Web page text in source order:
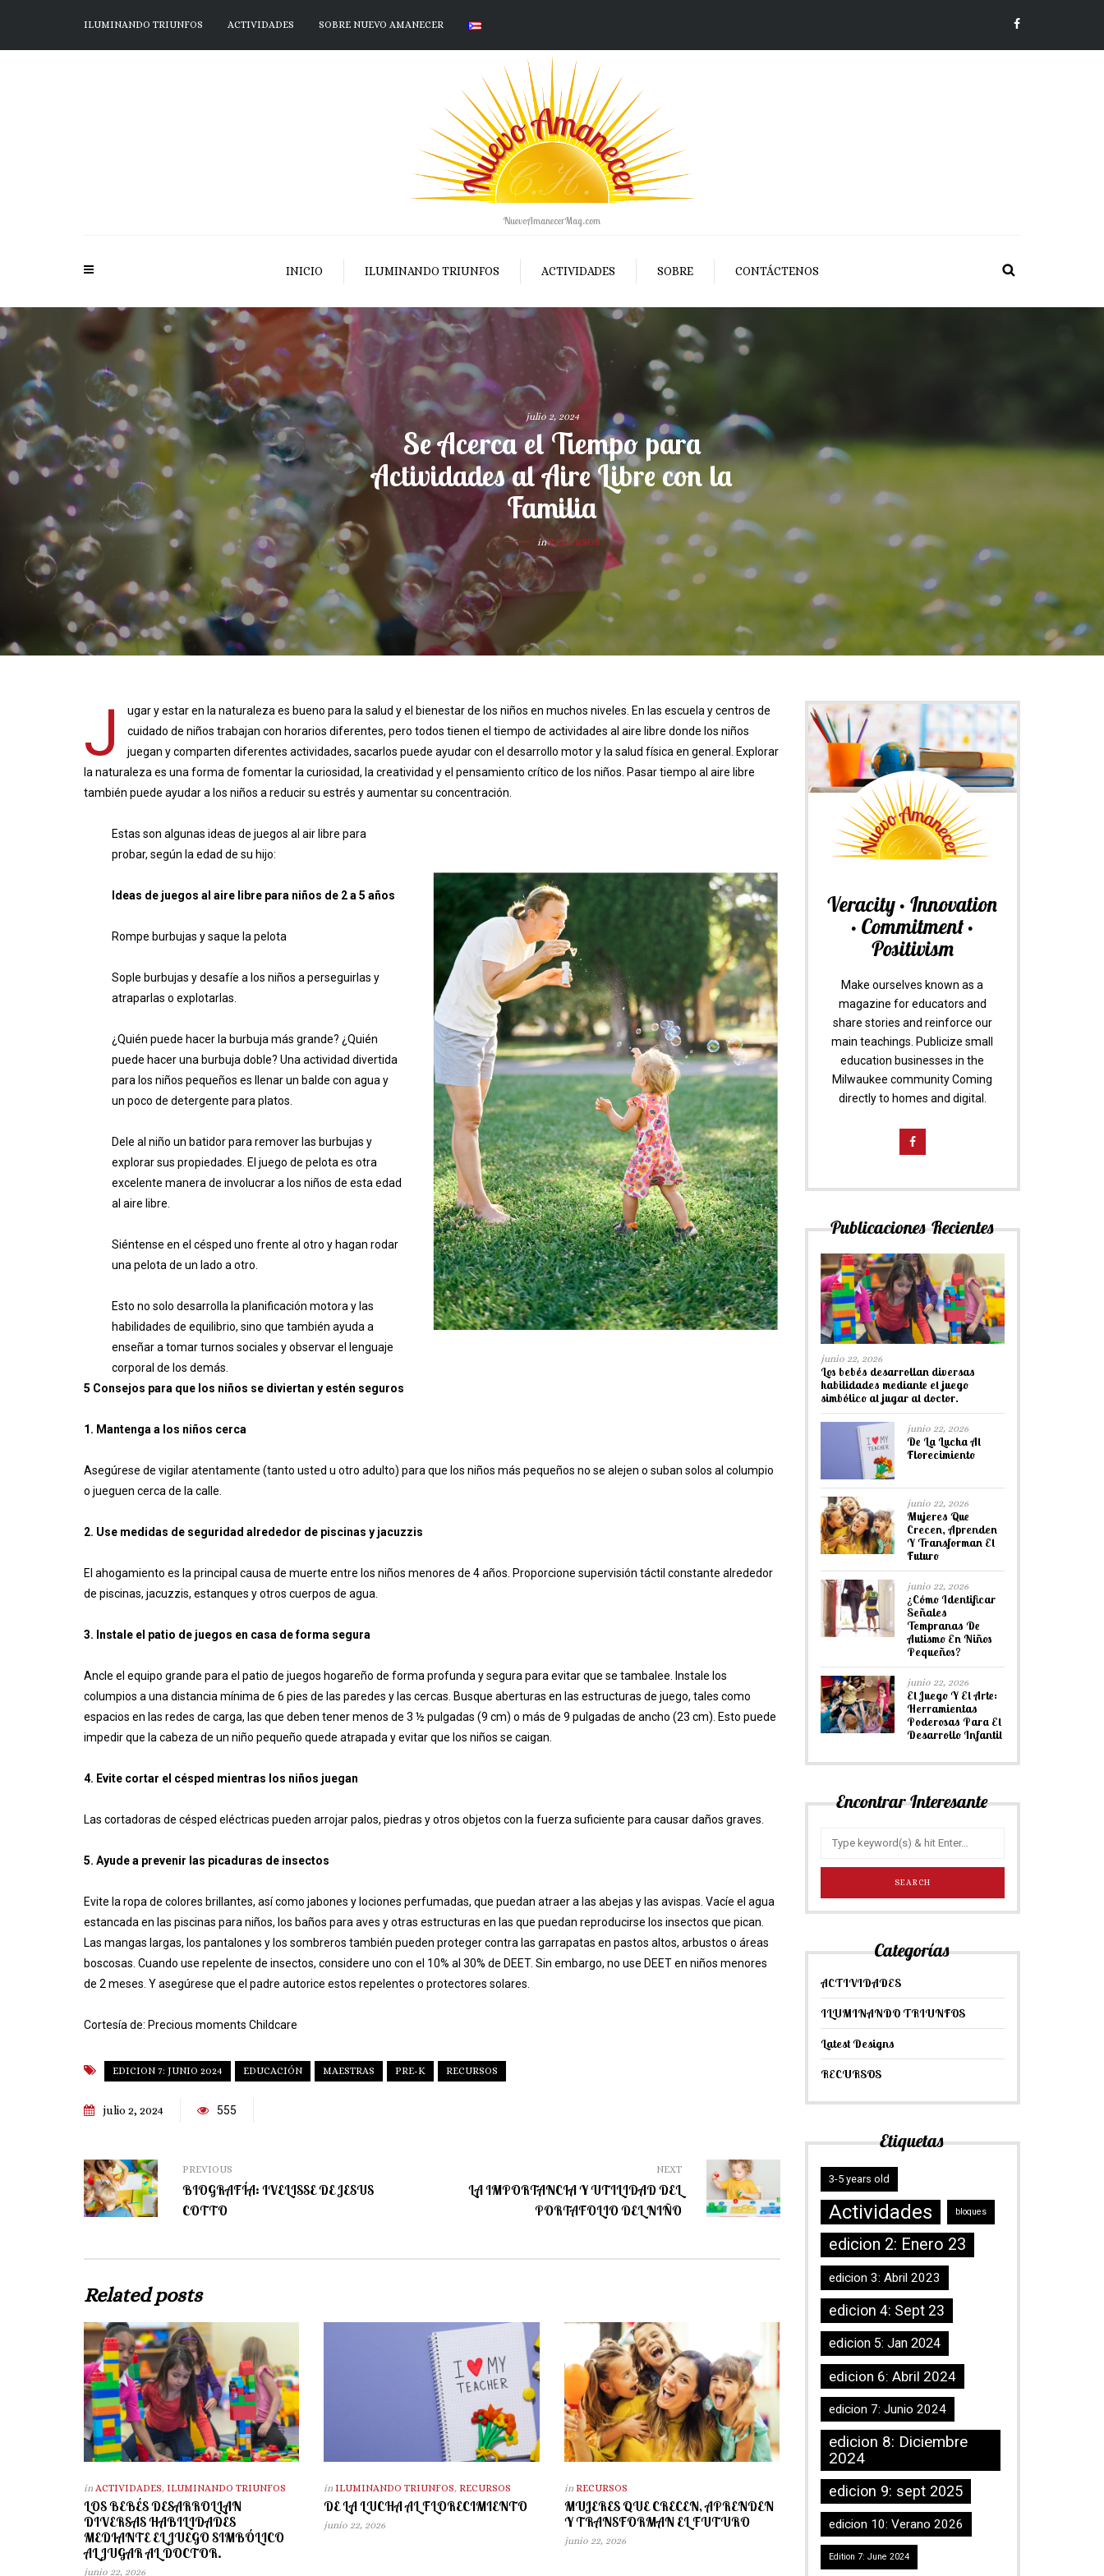
ILUMINANDO TRIUNFOS ACTIVIDADES SOBRE NUEVO AMANECER
NuevoAmanecerMag.com
INICIO ILUMINANDO TRIUNFOS ACTIVIDADES SOBRE CONTÁCTENOS
julio 2, 2024
Se Acerca el Tiempo para
Actividades al Aire Libre con la
Familia
inRECURSOS
J
ugar y estar en la naturaleza es bueno para la salud y el bienestar de los niños en muchos niveles. En las escuela y centros de
cuidado de niños trabajan con horarios diferentes, pero todos tienen el tiempo de actividades al aire libre donde los niños
juegan y comparten diferentes actividades, sacarlos puede ayudar con el desarrollo motor y la salud física en general. Explorar
la naturaleza es una forma de fomentar la curiosidad, la creatividad y el pensamiento crítico de los niños. Pasar tiempo al aire libre
también puede ayudar a los niños a reducir su estrés y aumentar su concentración.
Estas son algunas ideas de juegos al air libre para
probar, según la edad de su hijo:​
Ideas de juegos al aire libre para niños de 2 a 5 años
Rompe burbujas y saque la pelota
Sople burbujas y desafíe a los niños a perseguirlas y
atraparlas o explotarlas.
¿Quién puede hacer la burbuja más grande? ¿Quién
puede hacer una burbuja doble? Una actividad divertida
para los niños pequeños es llenar un balde con agua y
un poco de detergente para platos.
Dele al niño un batidor para remover las burbujas y
explorar sus propiedades. El juego de pelota es otra
excelente manera de involucrar a los niños de esta edad
al aire libre.
Siéntense en el césped uno frente al otro y hagan rodar
una pelota de un lado a otro.
Esto no solo desarrolla la planificación motora y las
habilidades de equilibrio, sino que también ayuda a
enseñar a tomar turnos sociales y observar el lenguaje
corporal de los demás.
5 Consejos para que los niños se diviertan y estén seguros
1. Mantenga a los niños cerca
Asegúrese de vigilar atentamente (tanto usted u otro adulto) para que los niños más pequeños no se alejen o suban solos al columpio
o jueguen cerca de la calle.
2. Use medidas de seguridad alrededor de piscinas y jacuzzis
El ahogamiento es la principal causa de muerte entre los niños menores de 4 años. Proporcione supervisión táctil constante alrededor
de piscinas, jacuzzis, estanques y otros cuerpos de agua.
3. Instale el patio de juegos en casa de forma segura
Ancle el equipo grande para el patio de juegos hogareño de forma profunda y segura para evitar que se tambalee. Instale los
columpios a una distancia mínima de 6 pies de las paredes y las cercas. Busque aberturas en las estructuras de juego, tales como
espacios en las redes de carga, las que deben tener menos de 3 ½ pulgadas (9 cm) o más de 9 pulgadas de ancho (23 cm). Esto puede
impedir que la cabeza de un niño pequeño quede atrapada y evitar que los niños se caigan.
4. Evite cortar el césped mientras los niños juegan
Las cortadoras de césped eléctricas pueden arrojar palos, piedras y otros objetos con la fuerza suficiente para causar daños graves.
5. Ayude a prevenir las picaduras de insectos
Evite la ropa de colores brillantes, así como jabones y lociones perfumadas, que puedan atraer a las abejas y las avispas. Vacíe el agua
estancada en las piscinas para niños, los baños para aves y otras estructuras en las que puedan reproducirse los insectos que pican.
Las mangas largas, los pantalones y los sombreros también pueden proteger contra las garrapatas en pastos altos, arbustos o áreas
boscosas. Cuando use repelente de insectos, considere uno con el 10% al 30% de DEET. Sin embargo, no use DEET en niños menores
de 2 meses. Y asegúrese que el padre autorice estos repelentes o protectores solares.
Cortesía de: Precious moments Childcare
EDICION 7: JUNIO 2024 EDUCACIÓN MAESTRAS PRE-K RECURSOS
julio 2, 2024 555
PREVIOUS
BIOGRAFÍA: IVELISSE DE JESUS
COTTO
NEXT
LA IMPORTANCIA Y UTILIDAD DEL
PORTAFOLIO DEL NIÑO
Related posts
in ACTIVIDADES, ILUMINANDO TRIUNFOS
LOS BEBÉS DESARROLLAN
DIVERSAS HABILIDADES
MEDIANTE EL JUEGO SIMBÓLICO
AL JUGAR AL DOCTOR.
junio 22, 2026
inILUMINANDO TRIUNFOS,RECURSOS
DE LA LUCHA AL FLORECIMIENTO
junio 22, 2026
in RECURSOS
MUJERES QUE CRECEN, APRENDEN
Y TRANSFORMAN EL FUTURO
junio 22, 2026
Veracity • Innovation
• Commitment •
Positivism
Make ourselves known as a
magazine for educators and
share stories and reinforce our
main teachings. Publicize small
education businesses in the
Milwaukee community Coming
directly to homes and digital.
Publicaciones Recientes
junio 22, 2026
Los bebés desarrollan diversas
habilidades mediante el juego
simbólico al jugar al doctor.
junio 22, 2026
De La Lucha Al
Florecimiento
junio 22, 2026
Mujeres Que
Crecen, Aprenden
Y Transforman El
Futuro
junio 22, 2026
¿Cómo Identificar
Señales
Tempranas De
Autismo En Niños
Pequeños?
junio 22, 2026
El Juego Y El Arte:
Herramientas
Poderosas Para El
Desarrollo Infantil
Encontrar Interesante
Categorías
ACTIVIDADES
ILUMINANDO TRIUNFOS
Latest Designs
RECURSOS
Etiquetas
3-5 years old
Actividades bloques
edicion 2: Enero 23
edicion 3: Abril 2023
edicion 4: Sept 23
edicion 5: Jan 2024
edicion 6: Abril 2024
edicion 7: Junio 2024
edicion 8: Diciembre
2024
edicion 9: sept 2025
edicion 10: Verano 2026
Edition 7: June 2024